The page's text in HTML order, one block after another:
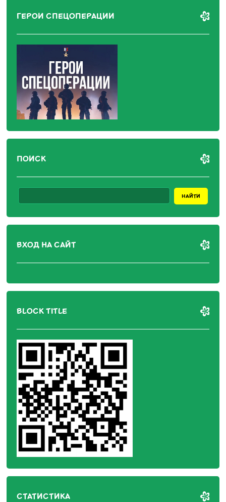
ГЕРОИ СПЕЦОПЕРАЦИИ
ПОИСК
ВХОД НА САЙТ
BLOCK TITLE
СТАТИСТИКА